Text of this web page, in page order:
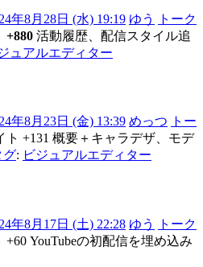
年8月28日 (水) 19:19 ゆう
トーク
+880 活動履歴、配信スタイル追
ュアルエディター
年8月23日 (金) 13:39 めっつ
トー
ト +131 概要＋キャラデザ、モデ
グ: ビジュアルエディター
年8月17日 (土) 22:28 ゆう
トーク
+60 YouTubeの初配信を埋め込み